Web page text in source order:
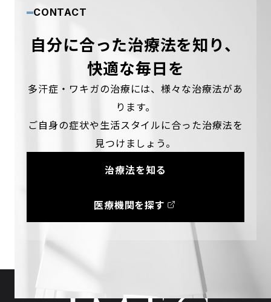
CONTACT
自分に合った治療法を知り、
快適な毎日を
多汗症・ワキガの治療には、様々な治療法があ
ります。
ご自身の症状や生活スタイルに合った治療法を
見つけましょう。
治療法を知る
医療機関を探す